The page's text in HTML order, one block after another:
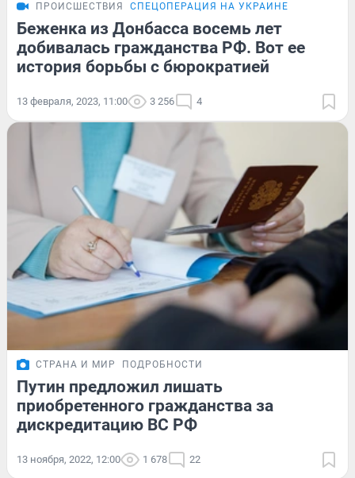
ПРОИСШЕСТВИЯ СПЕЦОПЕРАЦИЯ НА УКРАИНЕ
Беженка из Донбасса восемь лет
добивалась гражданства РФ. Вот ее
история борьбы с бюрократией
13 февраля, 2023, 11:00 3 256 4
СТРАНА И МИР ПОДРОБНОСТИ
Путин предложил лишать
приобретенного гражданства за
дискредитацию ВС РФ
13 ноября, 2022, 12:00 1 678 22